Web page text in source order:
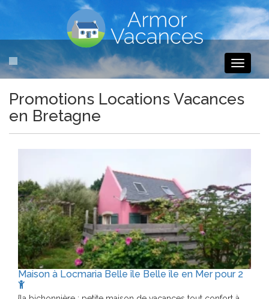
Toggle
Promotions Locations Vacances
en Bretagne
Maison à Locmaria Belle île Belle île en Mer pour 2